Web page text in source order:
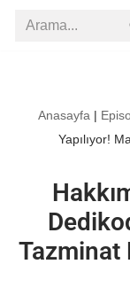
Anasayfa |
Yapılıyor!
Tazminat